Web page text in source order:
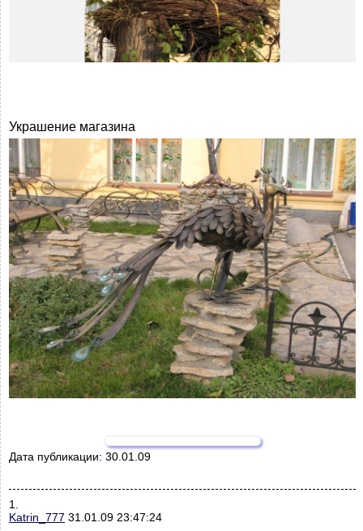
Украшение магазина
Дата публикации: 30.01.09
1.
Katrin_777 31.01.09 23:47:24